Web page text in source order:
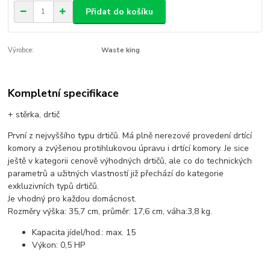
Přidat do košíku
Výrobce: Waste king
Kompletní specifikace
+ stěrka, drtič
První z nejvyššího typu drtičů. Má plně nerezové provedení drtící
komory a zvýšenou protihlukovou úpravu i drtící komory. Je sice
ještě v kategoriicenově výhodných drtičů, ale co do technických
parametrů a užitnýchvlastností již přechází do kategorie
exkluzivních typů drtičů.
Je vhodný pro každou domácnost.
Rozměry výška: 35,7 cm, průměr: 17,6 cm, váha:3,8 kg.
Kapacita jídel/hod.: max. 15
Výkon: 0,5 HP